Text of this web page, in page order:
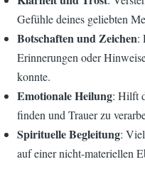
Gefühle deines geliebten
Botschaften und Zeichen:
Erinnerungen oder
konnte.
Emotionale Heilung: Hilft
finden und Trauer zu
Spirituelle Begleitung:
auf einer nicht-materiellen